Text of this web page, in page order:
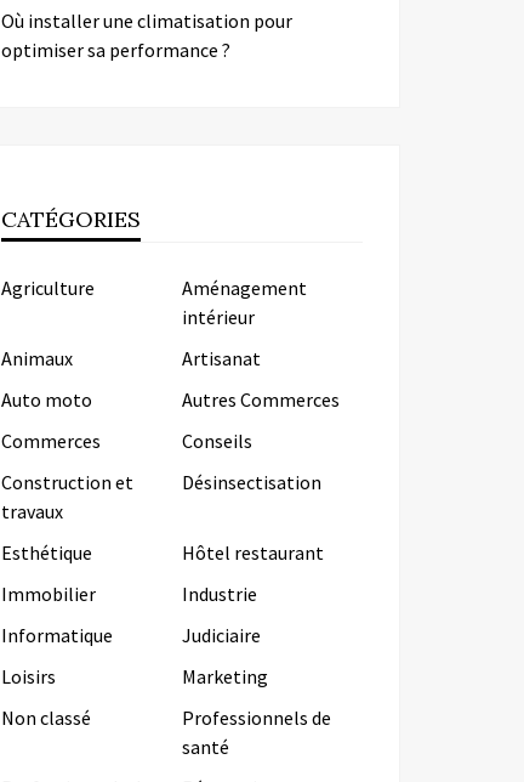
Où installer une climatisation pour
optimiser sa performance ?
CATÉGORIES
Agriculture
Aménagement
intérieur
Animaux
Artisanat
Auto moto
Autres Commerces
Commerces
Conseils
Construction et
travaux
Désinsectisation
Esthétique
Hôtel restaurant
Immobilier
Industrie
Informatique
Judiciaire
Loisirs
Marketing
Non classé
Professionnels de
santé